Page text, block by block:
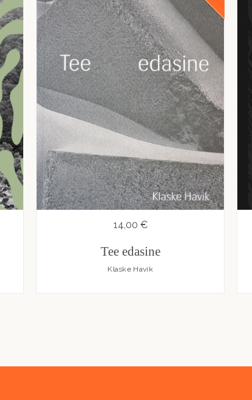
14,00 €
Tee edasine
Klaske Havik